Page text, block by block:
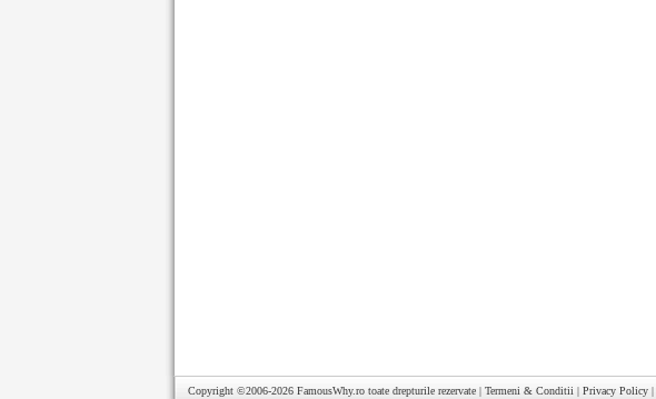
Copyright ©2006-2026 FamousWhy.ro toate drepturile rezervate | Termeni & Conditii | Privacy Policy |